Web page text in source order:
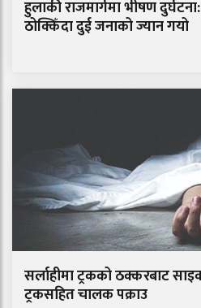
हुलाकी राजमार्गमा भीषण
ठोक्किँदा दुई जनाको ज्यान गयो
सर्लाहीमा ट्रकको ठक्करबाट
ट्रकसहित चालक पक्राउ